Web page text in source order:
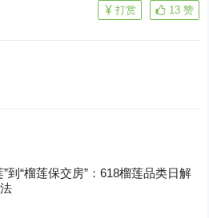
13 赞
打赏
”到“榴莲保交房”：618榴莲品类日解